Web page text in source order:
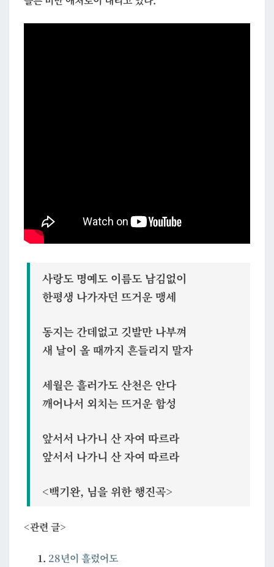
사랑도 명예도 이름도 남김없이
한평생 나가자던 뜨거운 맹세
동지는 간데없고 깃발만 나부껴
새 날이 올 때까지 흔들리지 말자
세월은 흘러가도 산천은 안다
깨어나서 외치는 뜨거운 함성
앞서서 나가니 산 자여 따르라
앞서서 나가니 산 자여 따르라
<백기완, 님을 위한 행진곡>
<관련 글>
28년이 흘렀어도